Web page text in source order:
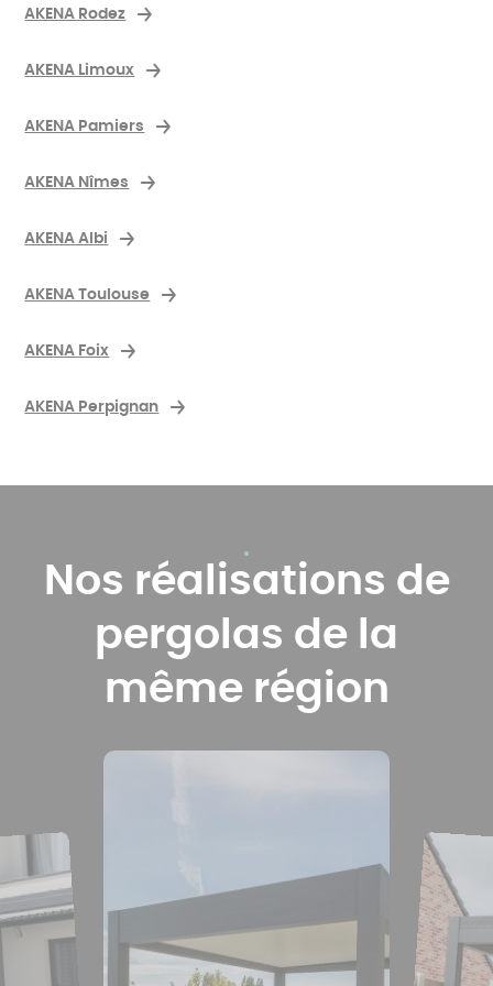
AKENA Rodez
AKENA Limoux
AKENA Pamiers
AKENA Nîmes
AKENA Albi
AKENA Toulouse
AKENA Foix
AKENA Perpignan
Nos réalisations de
pergolas de la
même région